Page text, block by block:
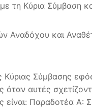
Κύρια Σύμβαση και
Αναδόχου και
Σύμβασης
αυτές
Παραδοτέα